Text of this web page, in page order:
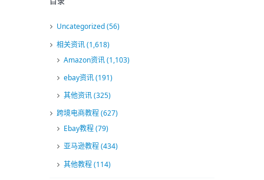
Uncategorized(56)
相关资讯(1,618)
Amazon资讯(1,103)
ebay资讯(191)
其他资讯(325)
跨境电商教程(627)
Ebay教程(79)
亚马逊教程(434)
其他教程(114)